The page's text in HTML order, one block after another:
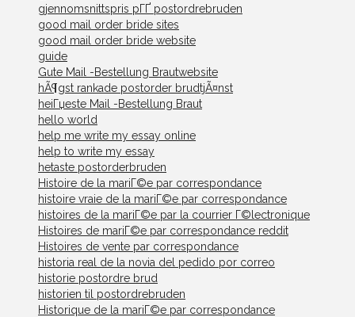
gjennomsnittspris pГҐ postordrebruden
good mail order bride sites
good mail order bride website
guide
Gute Mail -Bestellung Brautwebsite
hÃ¶gst rankade postorder brudtjÃ¤nst
heiГџeste Mail -Bestellung Braut
hello world
help me write my essay online
help to write my essay
hetaste postorderbruden
Histoire de la mariГ©e par correspondance
histoire vraie de la mariГ©e par correspondance
histoires de la mariГ©e par la courrier Г©lectronique
Histoires de mariГ©e par correspondance reddit
Histoires de vente par correspondance
historia real de la novia del pedido por correo
historie postordre brud
historien til postordrebruden
Historique de la mariГ©e par correspondance